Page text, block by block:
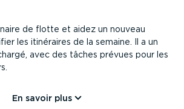
de flotte et aidez un nouveau
les itinéraires de la semaine. Il a un
avec des tâches prévues pour les
En savoir plus